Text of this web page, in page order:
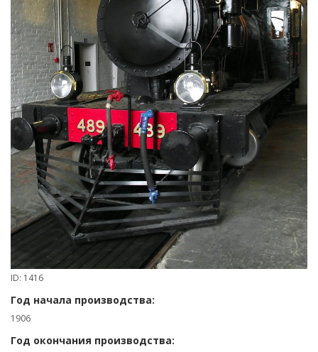
ID: 1416
Год начала производства:
1906
Год окончания производства: